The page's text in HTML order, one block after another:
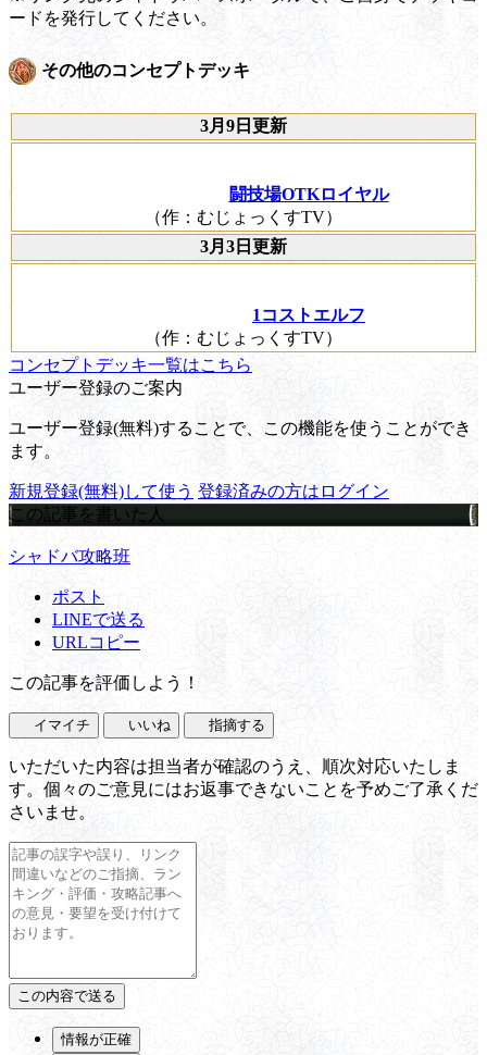
ードを発行してください。
その他のコンセプトデッキ
3月9日更新
闘技場OTKロイヤル
（作：むじょっくすTV）
3月3日更新
1コストエルフ
（作：むじょっくすTV）
コンセプトデッキ一覧はこちら
ユーザー登録のご案内
ユーザー登録(無料)することで、この機能を使うことができ
ます。
新規登録(無料)して使う 登録済みの方はログイン
この記事を書いた人
シャドバ攻略班
ポスト
LINEで送る
URLコピー
この記事を評価しよう！
イマイチ いいね 指摘する
いただいた内容は担当者が確認のうえ、順次対応いたしま
す。個々のご意見にはお返事できないことを予めご了承くだ
さいませ。
情報が正確